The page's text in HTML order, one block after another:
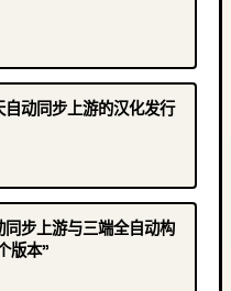
动同步上游的汉化发行
步上游与三端全自动构
版本”